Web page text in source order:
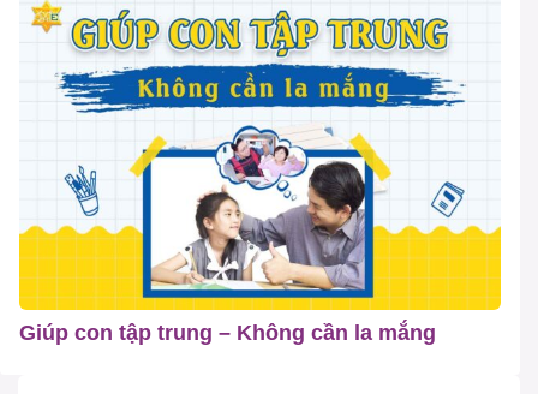
Giúp con tập trung – Không cần la mắng